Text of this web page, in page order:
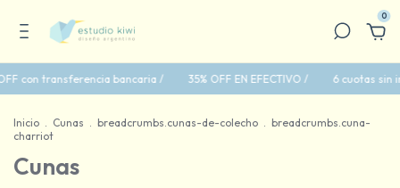
0
bancaria / 35% OFF EN EFECTIVO / 6 cuotas sin interés con
Inicio . Cunas . breadcrumbs.cunas-de-colecho . breadcrumbs.cuna-
charriot
Cunas